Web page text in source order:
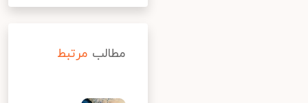
مطالب مرتبط